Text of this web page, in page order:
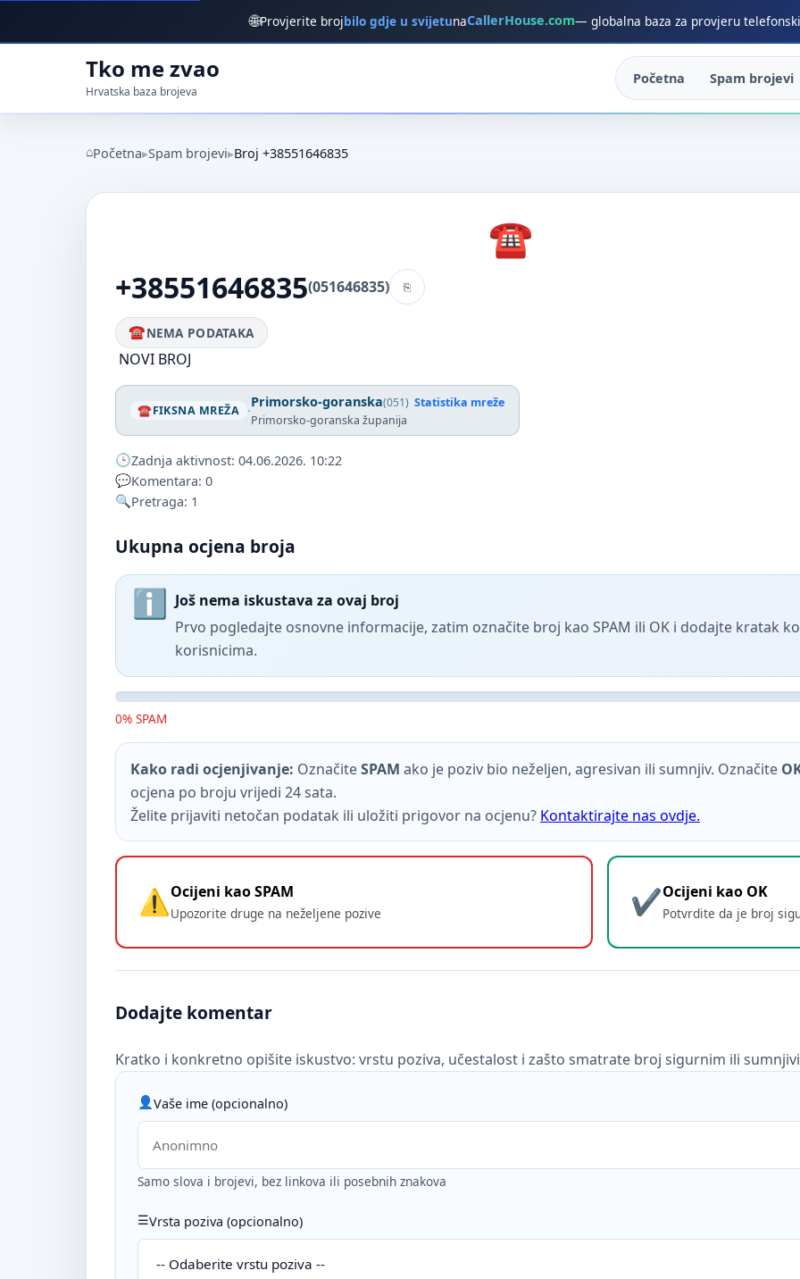
🌐Provjerite brojbilo gdje u svijetunaCallerHouse.com— globalna baza za provjeru
Tko me zvao
Hrvatska baza brojeva
Početna Spam brojevi
Početna Spam brojevi Broj +38551646835
+38551646835(051646835)
NEMA PODATAKA
NOVI BROJ
FIKSNA MREŽA ·Primorsko-goranska(051) Statistika mreže
Primorsko-goranska županija
Zadnja aktivnost: 04.06.2026. 10:22
Komentara: 0
Pretraga: 1
Ukupna ocjena broja
Još nema iskustava za ovaj broj
Prvo pogledajte osnovne informacije, zatim označite broj kao SPAM ili OK i dodajte kratak
korisnicima.
0% SPAM
Kako radi ocjenjivanje: OznačiteSPAM ako je poziv bio neželjen, agresivan ili sumnjiv. Označite
ocjena po broju vrijedi 24 sata.
Želite prijaviti netočan podatak ili uložiti prigovor na ocjenu? Kontaktirajte nas ovdje.
Ocijeni kao SPAM
Upozorite druge na neželjene pozive
Ocijeni kao OK
Potvrdite da je broj
Dodajte komentar
Kratko i konkretno opišite iskustvo: vrstu poziva, učestalost i zašto smatrate broj sigurnim ili
Vaše ime (opcionalno)
Samo slova i brojevi, bez linkova ili posebnih znakova
Vrsta poziva (opcionalno)